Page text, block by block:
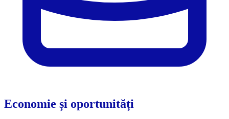
Economie și oportunități